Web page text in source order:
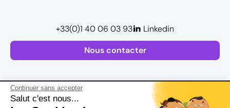
Continuer sans accepter
Salut c'est nous...
Nous contacter
+33(0)1 40 06 03 93 Linkedin